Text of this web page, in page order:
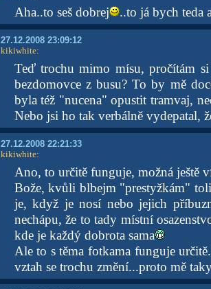
Aha..to seš dobrej ..to já bych teda
27.12.2008 23:09:12
kikiwhite:
Teď trochu mimo mísu, pročítám
bezdomovce z busu? To by mě
byla též "nucena" opustit tramvaj,
Nebo jsi ho tak verbálně vydepatal,
27.12.2008 22:21:33
kikiwhite:
Ano, to určitě funguje, možná ještě
Bože, kvůli blbejm "prestyžkám"
je, když je nosí nebo jejich
nechápu, že to tady místní
kde je každý dobrota sama
Ale to s těma fotkama funguje
vztah se trochu změní...proto mě